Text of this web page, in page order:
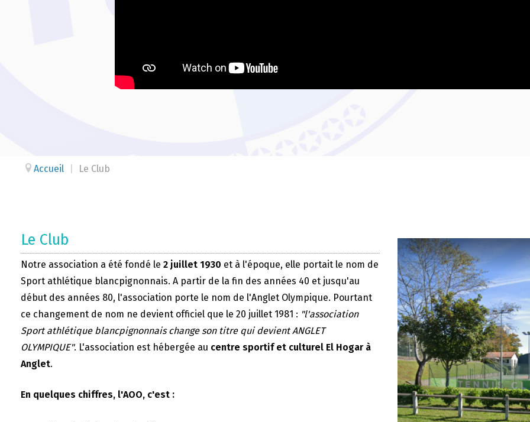
Accueil Le Club
Le Club
Notre association a été fondé le 2 juillet 1930 et à l'époque, elle portait le nom de
Sport athlétique blancpignonnais. A partir de la fin des années 40 et jusqu'au
début des années 80, l'association porte le nom de l'Anglet Olympique. Pourtant
ce changement de nom ne devient officiel que le 20 juillet 1981 : "l'association
Sport athlétique blancpignonnais change son titre qui devient ANGLET
OLYMPIQUE". L'association est hébergée au centre sportif et culturel El Hogar à
Anglet.
En quelques chiffres, l'AOO, c'est :